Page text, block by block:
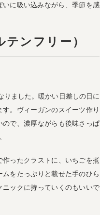
に吸い込みながら、季節を感
ンフリー）
りました。暖かい日差しの日に
。ヴィーガンのスイーツ作り
で、濃厚ながらも後味さっぱ
作ったクラストに、いちごを煮
をたっぷりと載せた手のひら
ックに持っていくのもいいで